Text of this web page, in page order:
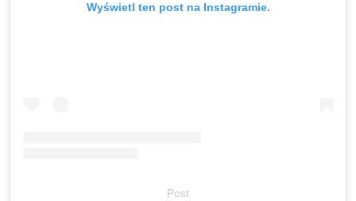
Wyświetl ten post na Instagramie.
Post